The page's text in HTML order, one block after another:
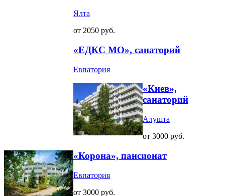
Ялта
от 2050 руб.
«ЕДКС МО», санаторий
Евпатория
«Киев»,
санаторий
Алушта
от 3000 руб.
«Корона», пансионат
Евпатория
от 3000 руб.